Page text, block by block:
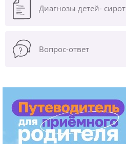
Диагнозы детей- сирот
Вопрос-ответ